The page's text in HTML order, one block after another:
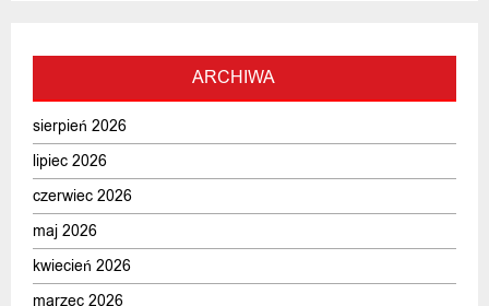
ARCHIWA
sierpień 2026
lipiec 2026
czerwiec 2026
maj 2026
kwiecień 2026
marzec 2026